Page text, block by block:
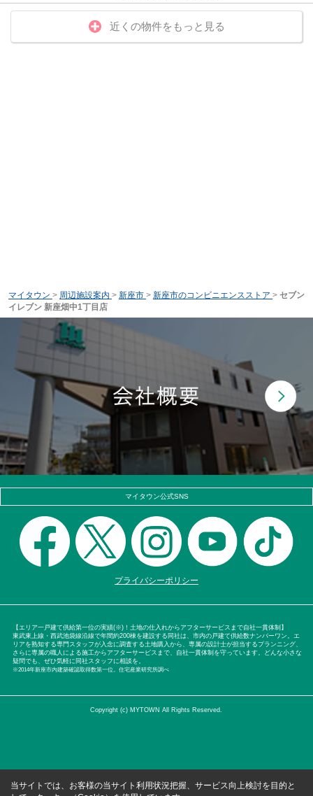
近くの物件をもっと見る
マイタウン > 周辺施設案内 > 新座市 > 新座市のコンビニエンスストア > セブン
イレブン 新座畑中1丁目店
マイタウン公式SNS
プライバシーポリシー
【エリア一戸建て供給第一位の実績(※)！土地の仕入れからアフターサービスまで自社一貫体制】
東武東上線・西武池袋線沿線で年間約200棟を建設する同社は、市内の戸建て供給数ナンバーワン。エ
リアを熟知する専門スタッフが入念に調査する土地購入から、専属の設計士が担当するプランニング、
さらに専属の職人による施工からアフターサービスまで、自社一貫体制を守っています。どんな小さな
疑問でも、ぜひ気軽に同社スタッフに相談を。
※2014年新座市内建築確認取得数第一位。住宅産業研究所調べ
Copyright (c) MYTOWN All Rights Reserved.
当サイトでは、お客様の当サイト利用状況把握、サービス向上検討を目的と